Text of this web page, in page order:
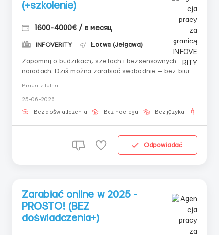
(+szkolenie)
1600-4000€ / в месяц
INFOVERITY Łotwa (Jełgawa)
Zapomnij o budzikach, szefach i bezsensownych
naradach. Dziś można zarabiać swobodnie — bez biura,
częścią nowego stylu życia, gdzie zarabianie — to nie
praca, a wynik właściwego wyboru.KRIP...
Praca zdalna
25-06-2026
Bez doświadczenia Bez noclegu Bez języka
Odpowiadać
Zarabiać online w 2025 -
PROSTO! (BEZ
doświadczenia+)